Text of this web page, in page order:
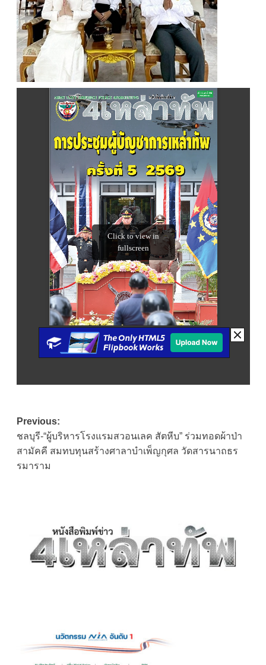
Post
navigation
Previous:
ชลบุรี-“ผู้บริหารโรงแรมสวอนเลค สัตหีบ” ร่วมทอดผ้าป่า
สามัคคี สมทบทุนสร้างศาลาบำเพ็ญกุศล วัดสารนาถธร
รมาราม